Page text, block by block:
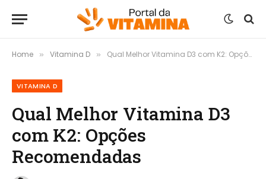
Home » Vitamina D » Qual Melhor Vitamina D3 com K2: Opções Recomendadas
VITAMINA D
Qual Melhor Vitamina D3
com K2: Opções
Recomendadas